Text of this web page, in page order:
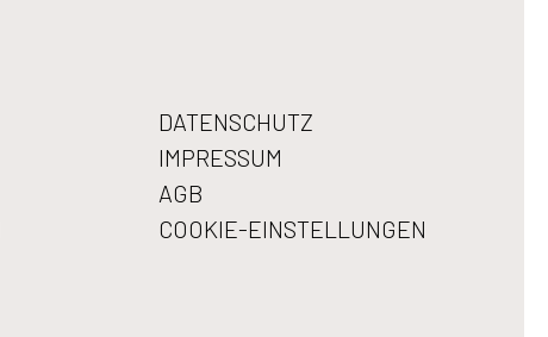
DATENSCHUTZ
IMPRESSUM
AGB
COOKIE-EINSTELLUNGEN